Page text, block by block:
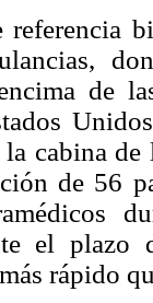
referencia
de
cabina de
de 56
el plazo
rápido